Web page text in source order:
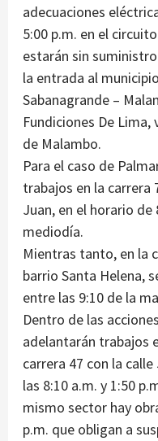
adecuaciones
5:00 p.m. en el
estarán sin
la entrada al
Sabanagrande –
Fundiciones De
de Malambo.
Para el caso de
trabajos en la carrera
Juan, en el horario de
mediodía.
Mientras tanto, en la
barrio Santa Helena,
entre las 9:10 de la
Dentro de las
adelantarán trabajos
carrera 47 con la
las 8:10 a.m. y 1:50
mismo sector hay
p.m. que obligan a